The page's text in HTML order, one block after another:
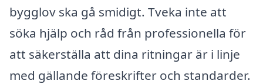
bygglov ska gå smidigt. Tveka inte att
söka hjälp och råd från professionella för
att säkerställa att dina ritningar är i linje
med gällande föreskrifter och standarder.